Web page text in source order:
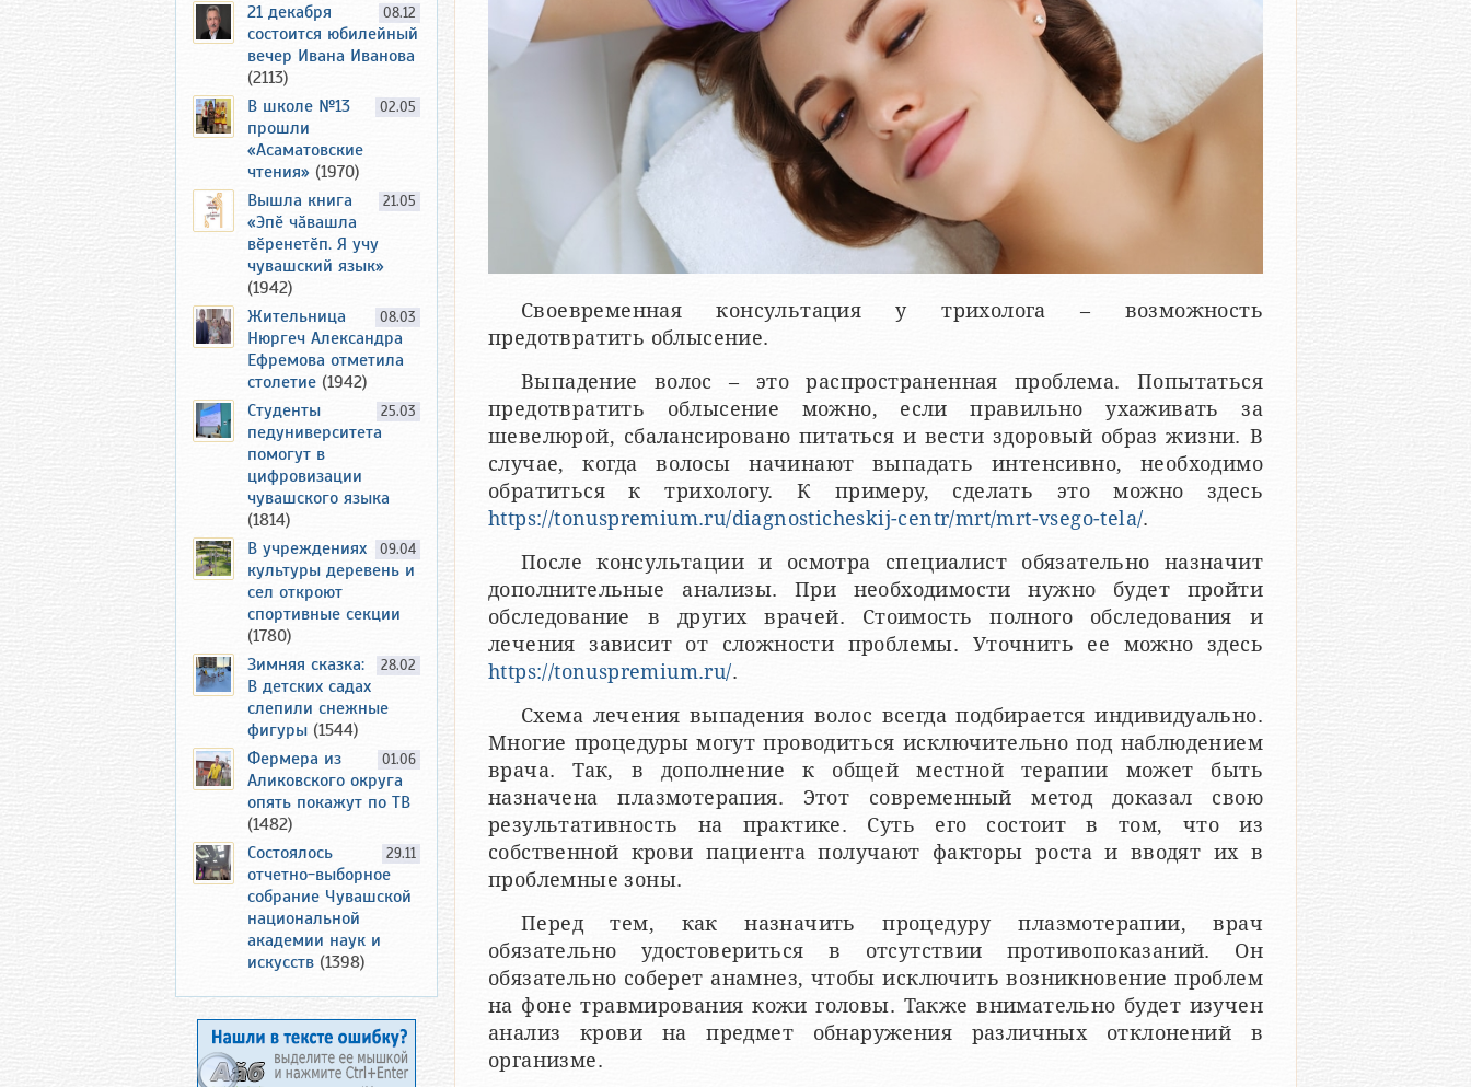
Своевременная консультация у трихолога – возможность
предотвратить облысение.
Выпадение волос – это распространенная проблема. Попытаться
предотвратить облысение можно, если правильно ухаживать за
шевелюрой, сбалансировано питаться и вести здоровый образ жизни. В
случае, когда волосы начинают выпадать интенсивно, необходимо
обратиться к трихологу. К примеру, сделать это можно здесь
https://tonuspremium.ru/diagnosticheskij-centr/mrt/mrt-vsego-tela/.
После консультации и осмотра специалист обязательно назначит
дополнительные анализы. При необходимости нужно будет пройти
обследование в других врачей. Стоимость полного обследования и
лечения зависит от сложности проблемы. Уточнить ее можно здесь
https://tonuspremium.ru/.
Схема лечения выпадения волос всегда подбирается индивидуально.
Многие процедуры могут проводиться исключительно под наблюдением
врача. Так, в дополнение к общей местной терапии может быть
назначена плазмотерапия. Этот современный метод доказал свою
результативность на практике. Суть его состоит в том, что из
собственной крови пациента получают факторы роста и вводят их в
проблемные зоны.
Перед тем, как назначить процедуру плазмотерапии, врач
обязательно удостовериться в отсутствии противопоказаний. Он
обязательно соберет анамнез, чтобы исключить возникновение проблем
на фоне травмирования кожи головы. Также внимательно будет изучен
анализ крови на предмет обнаружения различных отклонений в
организме.
08.12
21 декабря
состоится юбилейный
вечер Ивана Иванова
(2113)
02.05
В школе №13
прошли
«Асаматовские
чтения» (1970)
21.05
Вышла книга
«Эпӗ чӑвашла
вӗренетӗп. Я учу
чувашский язык»
(1942)
08.03
Жительница
Нюргеч Александра
Ефремова отметила
столетие (1942)
25.03
Студенты
педуниверситета
помогут в
цифровизации
чувашского языка
(1814)
09.04
В учреждениях
культуры деревень и
сел откроют
спортивные секции
(1780)
28.02
Зимняя сказка:
В детских садах
слепили снежные
фигуры (1544)
01.06
Фермера из
Аликовского округа
опять покажут по ТВ
(1482)
29.11
Состоялось
отчетно-выборное
собрание Чувашской
национальной
академии наук и
искусств (1398)